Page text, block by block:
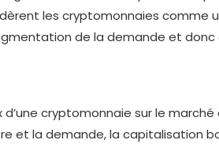
les cryptomonnaies comme
de la demande et donc
d’une cryptomonnaie sur le
et la demande, la capitalisation